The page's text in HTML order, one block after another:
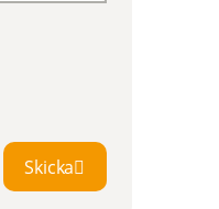
Skicka